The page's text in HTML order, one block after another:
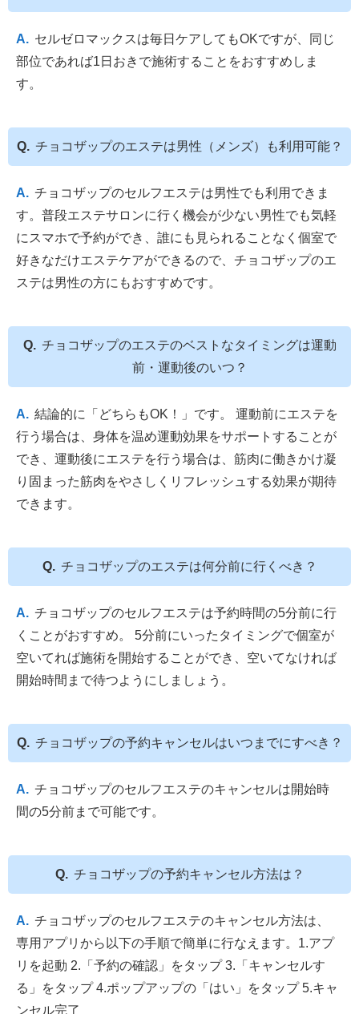
セルゼロマックスは毎日ケアしてもOKですが、同じ
部位であれば1日おきで施術することをおすすめしま
す。
チョコザップのエステは男性（メンズ）も利用可能？
チョコザップのセルフエステは男性でも利用できま
す。普段エステサロンに行く機会が少ない男性でも気軽
にスマホで予約ができ、誰にも見られることなく個室で
好きなだけエステケアができるので、チョコザップのエ
ステは男性の方にもおすすめです。
チョコザップのエステのベストなタイミングは運動
前・運動後のいつ？
結論的に「どちらもOK！」です。 運動前にエステを
行う場合は、身体を温め運動効果をサポートすることが
でき、運動後にエステを行う場合は、筋肉に働きかけ凝
り固まった筋肉をやさしくリフレッシュする効果が期待
できます。
チョコザップのエステは何分前に行くべき？
チョコザップのセルフエステは予約時間の5分前に行
くことがおすすめ。 5分前にいったタイミングで個室が
空いてれば施術を開始することができ、空いてなければ
開始時間まで待つようにしましょう。
チョコザップの予約キャンセルはいつまでにすべき？
チョコザップのセルフエステのキャンセルは開始時
間の5分前まで可能です。
チョコザップの予約キャンセル方法は？
チョコザップのセルフエステのキャンセル方法は、
専用アプリから以下の手順で簡単に行なえます。1.アプ
リを起動 2.「予約の確認」をタップ 3.「キャンセルす
る」をタップ 4.ポップアップの「はい」をタップ 5.キャ
ンセル完了